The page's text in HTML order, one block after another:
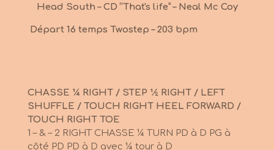
Head South – CD “That's life” – Neal Mc Coy
Départ 16 temps Twostep – 203 bpm
CHASSE ¼ RIGHT / STEP ½ RIGHT / LEFT
SHUFFLE / TOUCH RIGHT HEEL FORWARD /
TOUCH RIGHT TOE
1 – & – 2 RIGHT CHASSE ¼ TURN PD à D PG à
côté PD PD à D avec ¼ tour à D